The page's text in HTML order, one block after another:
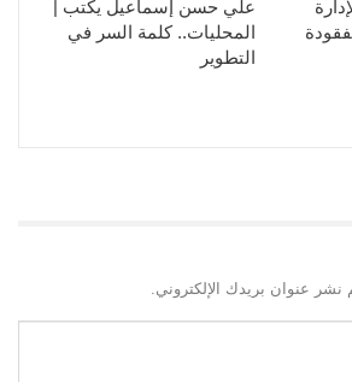
علي حسن إسماعيل يكتب |
المحليات.. كلمة السر في
التطوير​
نشر عنوان بريدك الإلكتروني.